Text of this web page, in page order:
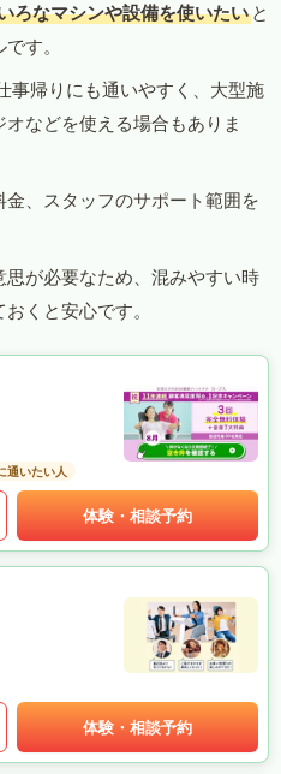
ろなマシンや設備を使いたい と
す。
事帰りにも通いやすく、大型施
などを使える場合もありま
、スタッフのサポート範囲を
が必要なため、混みやすい時
くと安心です。
通いたい人
体験・相談予約
体験・相談予約